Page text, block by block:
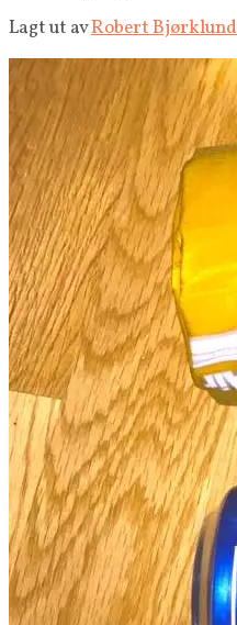
Lagt ut avRobert Bjørklund